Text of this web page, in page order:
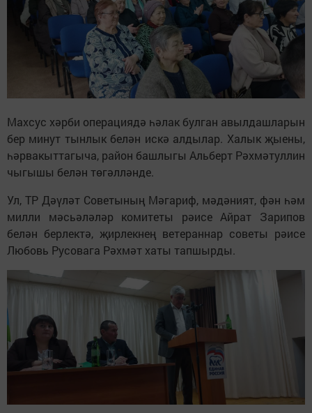
Махсус хәрби операциядә һәлак булган авылдашларын
бер минут тынлык белән искә алдылар. Халык җыены,
һәрвакыттагыча, район башлыгы Альберт Рәхмәтуллин
чыгышы белән төгәлләнде.
Ул, ТР Дәүләт Советының Мәгариф, мәдәният, фән һәм
милли мәсьәләләр комитеты рәисе Айрат Зарипов
белән берлектә, җирлекнең ветераннар советы рәисе
Любовь Русовага Рәхмәт хаты тапшырды.